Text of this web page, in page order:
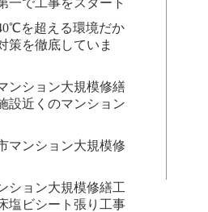
を超える環境だか
策を徹底していま
ション大規模修繕
近くのマンション
マンション大規模修
ョン大規模修繕工
ビシート張り工事